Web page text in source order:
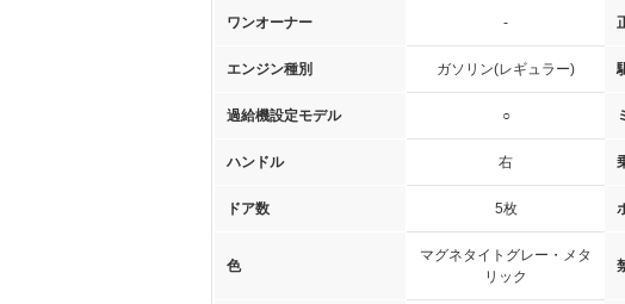
ワンオーナー -
エンジン種別 ガソリン(レギュラー)
過給機設定モデル ○
ハンドル 右
ドア数 5枚
色
マグネタイトグレー・メタ
リック